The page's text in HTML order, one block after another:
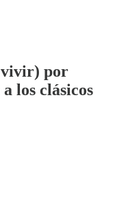
vivir) por
los clásicos